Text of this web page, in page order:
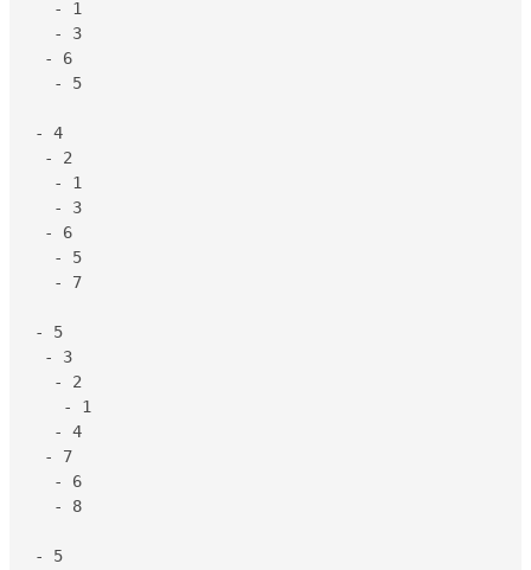
  - 1
  - 3
- 6
  - 5
- 4
- 2
  - 1
  - 3
- 6
  - 5
  - 7
- 5
- 3
  - 2
   - 1
  - 4
- 7
  - 6
  - 8
- 5